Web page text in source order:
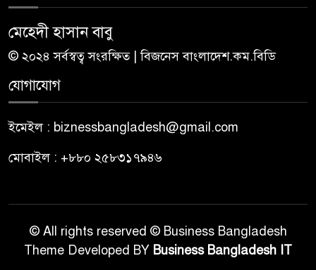
মেহেদী হাসান বাবু
© ২০২৪ সর্বস্বত্ব সংরক্ষিত | বিজনেস বাংলাদেশ.কম.বিডি
যোগাযোগ
ইমেইল : biznessbangladesh@gmail.com
মোবাইল : +৮৮০ ২৫৮৩১৭৯৪৬
© All rights reserved © Business Bangladesh
Theme Developed BY Business Bangladesh IT